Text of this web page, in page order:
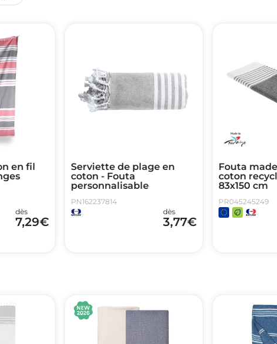
en fil
dès
7,29€
Serviette de plage en
coton - Fouta
personnalisable
PN162237814
dès
3,77€
Fouta
coton
83x150 cm
PR045245249